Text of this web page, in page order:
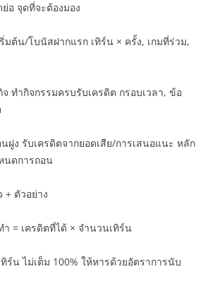
อ จุดที่จะต้องมอง
มต้น/โบนัสฝากแรก เทิร์น × ครั้ง, เกมที่ร่วม,
ทำกิจกรรมครบรับเครดิต กรอบเวลา, ข้อ
ฝูง รับเครดิตจากยอดเสีย/การเสนอแนะ หลัก
นดการถอน
ตัวอย่าง
= เครดิตที่ได้ × จำนวนเทิร์น
ร์น ไม่เต็ม 100% ให้หารด้วยอัตราการนับ